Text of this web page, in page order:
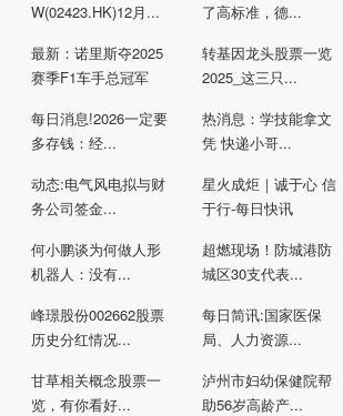
W(02423.HK)12月...
了高标准，德...
最新：诺里斯夺2025
赛季F1车手总冠军
转基因龙头股票一览
2025_这三只...
每日消息!2026一定要
多存钱：经...
热消息：学技能拿文
凭 快递小哥...
动态:电气风电拟与财
务公司签金...
星火成炬｜诚于心 信
于行-每日快讯
何小鹏谈为何做人形
机器人：没有...
超燃现场！防城港防
城区30支代表...
峰璟股份002662股票
历史分红情况...
每日简讯:国家医保
局、人力资源...
甘草相关概念股票一
览，有你看好...
泸州市妇幼保健院帮
助56岁高龄产...